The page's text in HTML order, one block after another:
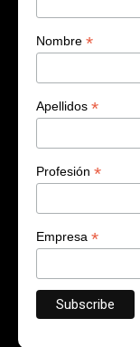
Nombre *
Apellidos *
Profesión *
Empresa *